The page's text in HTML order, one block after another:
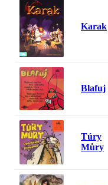
Karak
Blafuj
Túry
Můry